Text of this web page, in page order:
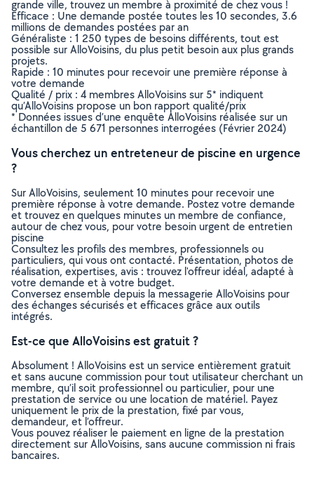
grande ville, trouvez un membre à proximité de chez vous !
Efficace : Une demande postée toutes les 10 secondes, 3.6
millions de demandes postées par an
Généraliste : 1 250 types de besoins différents, tout est
possible sur AlloVoisins, du plus petit besoin aux plus grands
projets.
Rapide : 10 minutes pour recevoir une première réponse à
votre demande
Qualité / prix : 4 membres AlloVoisins sur 5* indiquent
qu’AlloVoisins propose un bon rapport qualité/prix
* Données issues d’une enquête AlloVoisins réalisée sur un
échantillon de 5 671 personnes interrogées (Février 2024)
Vous cherchez un entreteneur de piscine en urgence
?
Sur AlloVoisins, seulement 10 minutes pour recevoir une
première réponse à votre demande. Postez votre demande
et trouvez en quelques minutes un membre de confiance,
autour de chez vous, pour votre besoin urgent de entretien
piscine
Consultez les profils des membres, professionnels ou
particuliers, qui vous ont contacté. Présentation, photos de
réalisation, expertises, avis : trouvez l'offreur idéal, adapté à
votre demande et à votre budget.
Conversez ensemble depuis la messagerie AlloVoisins pour
des échanges sécurisés et efficaces grâce aux outils
intégrés.
Est-ce que AlloVoisins est gratuit ?
Absolument ! AlloVoisins est un service entièrement gratuit
et sans aucune commission pour tout utilisateur cherchant un
membre, qu’il soit professionnel ou particulier, pour une
prestation de service ou une location de matériel. Payez
uniquement le prix de la prestation, fixé par vous,
demandeur, et l’offreur.
Vous pouvez réaliser le paiement en ligne de la prestation
directement sur AlloVoisins, sans aucune commission ni frais
bancaires.